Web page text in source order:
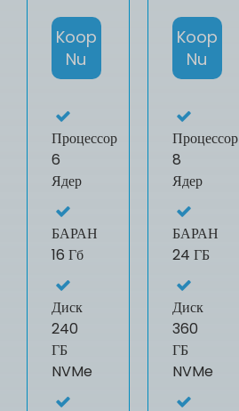
Koop
Nu
Процессор
6
Ядер
БАРАН
16 Гб
Диск
240
ГБ
NVMe
Koop
Nu
Процессор
8
Ядер
БАРАН
24 ГБ
Диск
360
ГБ
NVMe